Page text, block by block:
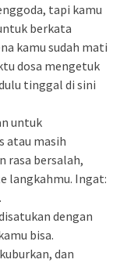
tapi kamu
berkata
kamu sudah mati
dosa mengetuk
tinggal di sini
untuk
atau masih
rasa bersalah,
langkahmu. Ingat:
dengan
bisa.
dan